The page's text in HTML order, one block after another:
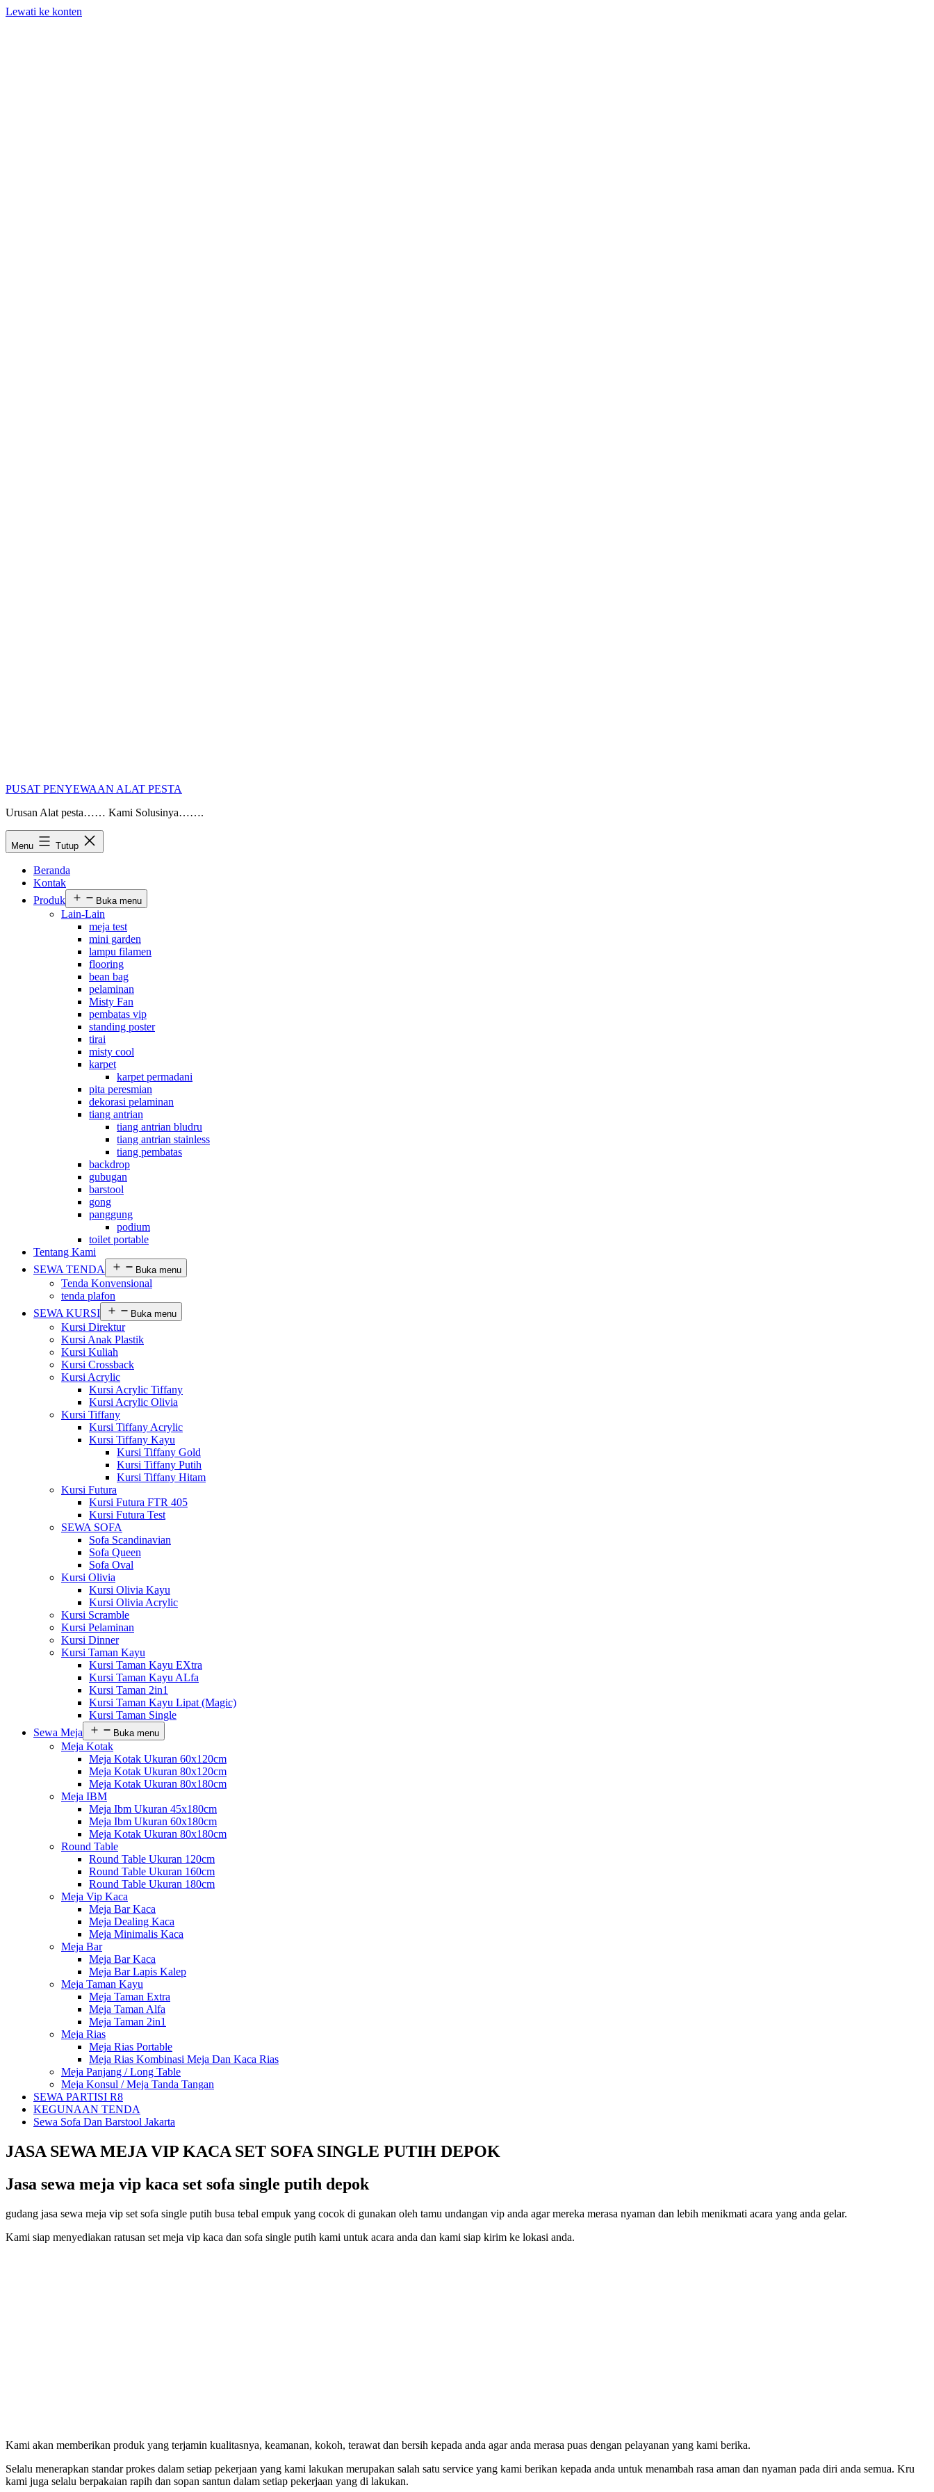
Lewati ke konten
PUSAT PENYEWAAN ALAT PESTA
Urusan Alat pesta…… Kami Solusinya…….
Menu Tutup
Beranda
Kontak
Produk
Buka menu
Lain-Lain
meja test
mini garden
lampu filamen
flooring
bean bag
pelaminan
Misty Fan
pembatas vip
standing poster
tirai
misty cool
karpet
karpet permadani
pita peresmian
dekorasi pelaminan
tiang antrian
tiang antrian bludru
tiang antrian stainless
tiang pembatas
backdrop
gubugan
barstool
gong
panggung
podium
toilet portable
Tentang Kami
SEWA TENDA
Buka menu
Tenda Konvensional
tenda plafon
SEWA KURSI
Buka menu
Kursi Direktur
Kursi Anak Plastik
Kursi Kuliah
Kursi Crossback
Kursi Acrylic
Kursi Acrylic Tiffany
Kursi Acrylic Olivia
Kursi Tiffany
Kursi Tiffany Acrylic
Kursi Tiffany Kayu
Kursi Tiffany Gold
Kursi Tiffany Putih
Kursi Tiffany Hitam
Kursi Futura
Kursi Futura FTR 405
Kursi Futura Test
SEWA SOFA
Sofa Scandinavian
Sofa Queen
Sofa Oval
Kursi Olivia
Kursi Olivia Kayu
Kursi Olivia Acrylic
Kursi Scramble
Kursi Pelaminan
Kursi Dinner
Kursi Taman Kayu
Kursi Taman Kayu EXtra
Kursi Taman Kayu ALfa
Kursi Taman 2in1
Kursi Taman Kayu Lipat (Magic)
Kursi Taman Single
Sewa Meja
Buka menu
Meja Kotak
Meja Kotak Ukuran 60x120cm
Meja Kotak Ukuran 80x120cm
Meja Kotak Ukuran 80x180cm
Meja IBM
Meja Ibm Ukuran 45x180cm
Meja Ibm Ukuran 60x180cm
Meja Kotak Ukuran 80x180cm
Round Table
Round Table Ukuran 120cm
Round Table Ukuran 160cm
Round Table Ukuran 180cm
Meja Vip Kaca
Meja Bar Kaca
Meja Dealing Kaca
Meja Minimalis Kaca
Meja Bar
Meja Bar Kaca
Meja Bar Lapis Kalep
Meja Taman Kayu
Meja Taman Extra
Meja Taman Alfa
Meja Taman 2in1
Meja Rias
Meja Rias Portable
Meja Rias Kombinasi Meja Dan Kaca Rias
Meja Panjang / Long Table
Meja Konsul / Meja Tanda Tangan
SEWA PARTISI R8
KEGUNAAN TENDA
Sewa Sofa Dan Barstool Jakarta
JASA SEWA MEJA VIP KACA SET SOFA SINGLE PUTIH DEPOK
Jasa sewa meja vip kaca set sofa single putih depok
gudang jasa sewa meja vip set sofa single putih busa tebal empuk yang cocok di gunakan oleh tamu undangan vip anda agar mereka merasa nyaman dan lebih menikmati acara yang anda gelar.
Kami siap menyediakan ratusan set meja vip kaca dan sofa single putih kami untuk acara anda dan kami siap kirim ke lokasi anda.
Kami akan memberikan produk yang terjamin kualitasnya, keamanan, kokoh, terawat dan bersih kepada anda agar anda merasa puas dengan pelayanan yang kami berika.
Selalu menerapkan standar prokes dalam setiap pekerjaan yang kami lakukan merupakan salah satu service yang kami berikan kepada anda untuk menambah rasa aman dan nyaman pada diri anda semua. Kru
kami juga selalu berpakaian rapih dan sopan santun dalam setiap pekerjaan yang di lakukan.